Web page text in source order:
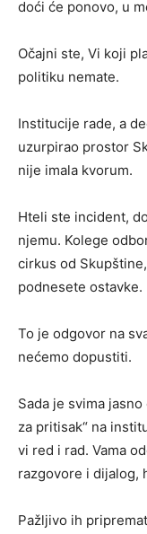
doći će ponovo, u
Očajni ste, Vi koji
politiku nemate.
Institucije rade, a
uzurpirao prostor
nije imala kvorum.
Hteli ste incident,
njemu. Kolege
cirkus od
podnesete ostavke.
To je odgovor na
nećemo dopustiti.
Sada je svima
za pritisak“ na
vi red i rad. Vama
razgovore i dijalog,
Pažljivo ih